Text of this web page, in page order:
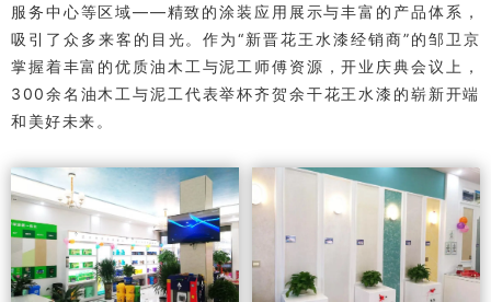
服务中心等区域——精致的涂装应用展示与丰富的产品体系，
吸引了众多来客的目光。作为“新晋花王水漆经销商”的邹卫京
掌握着丰富的优质油木工与泥工师傅资源，开业庆典会议上，
300余名油木工与泥工代表举杯齐贺余干花王水漆的崭新开端
和美好未来。